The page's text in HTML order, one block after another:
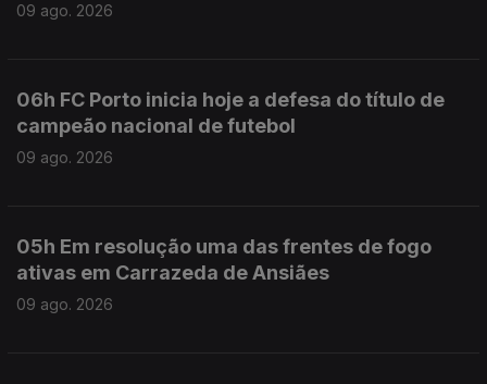
09 ago. 2026
06h FC Porto inicia hoje a defesa do título de
campeão nacional de futebol
09 ago. 2026
05h Em resolução uma das frentes de fogo
ativas em Carrazeda de Ansiães
09 ago. 2026